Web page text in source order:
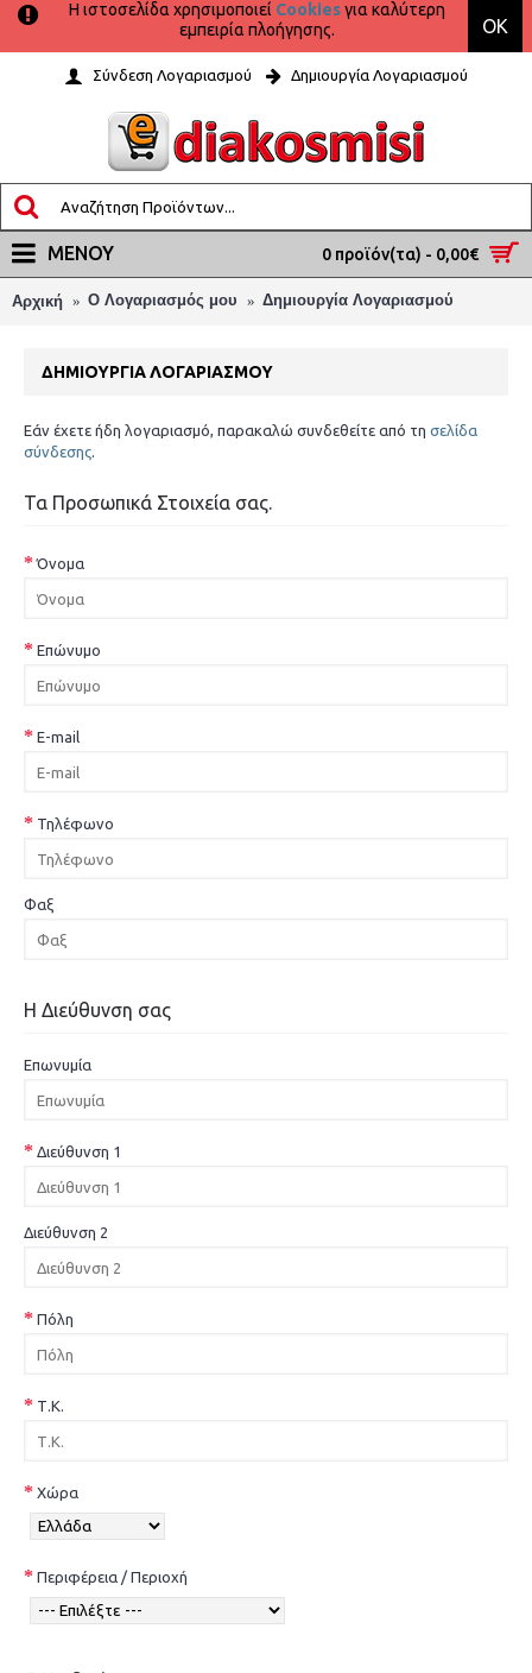
Η ιστοσελίδα χρησιμοποιεί Cookiesγια καλύτερη
εμπειρία πλοήγησης.
OK
Σύνδεση Λογαριασμού Δημιουργία Λογαριασμού
0 προϊόν(τα) - 0,00€
ΜΕΝΟΎ
Αρχική O Λογαριασμός μου Δημιουργία Λογαριασμού
ΔΗΜΙΟΥΡΓΊΑ ΛΟΓΑΡΙΑΣΜΟΎ
Εάν έχετε ήδη λογαριασμό, παρακαλώ συνδεθείτε από τη σελίδα
σύνδεσης.
Τα Προσωπικά Στοιχεία σας.
Όνομα
Επώνυμο
E-mail
Τηλέφωνο
Φαξ
Η Διεύθυνση σας
Επωνυμία
Διεύθυνση 1
Διεύθυνση 2
Πόλη
Τ.Κ.
Χώρα
Περιφέρεια / Περιοχή